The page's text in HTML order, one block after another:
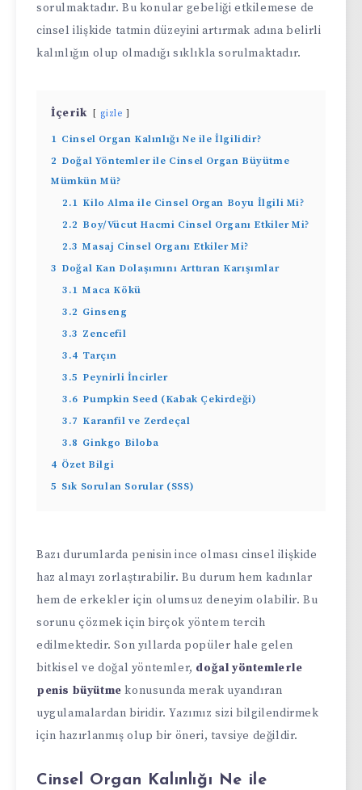
sorulmaktadır. Bu konular gebeliği etkilemese de
cinsel ilişkide tatmin düzeyini artırmak adına belirli
kalınlığın olup olmadığı sıklıkla sorulmaktadır.
İçerik gizle
1 Cinsel Organ Kalınlığı Ne ile İlgilidir?
2 Doğal Yöntemler ile Cinsel Organ Büyütme
Mümkün Mü?
2.1 Kilo Alma ile Cinsel Organ Boyu İlgili Mi?
2.2 Boy/Vücut Hacmi Cinsel Organı Etkiler Mi?
2.3 Masaj Cinsel Organı Etkiler Mi?
3 Doğal Kan Dolaşımını Arttıran Karışımlar
3.1 Maca Kökü
3.2 Ginseng
3.3 Zencefil
3.4 Tarçın
3.5 Peynirli İncirler
3.6 Pumpkin Seed (Kabak Çekirdeği)
3.7 Karanfil ve Zerdeçal
3.8 Ginkgo Biloba
4 Özet Bilgi
5 Sık Sorulan Sorular (SSS)
Bazı durumlarda penisin ince olması cinsel ilişkide
haz almayı zorlaştırabilir. Bu durum hem kadınlar
hem de erkekler için olumsuz deneyim olabilir. Bu
sorunu çözmek için birçok yöntem tercih
edilmektedir. Son yıllarda popüler hale gelen
bitkisel ve doğal yöntemler, doğal yöntemlerle
penis büyütme konusunda merak uyandıran
uygulamalardan biridir. Yazımız sizi bilgilendirmek
için hazırlanmış olup bir öneri, tavsiye değildir.
Cinsel Organ Kalınlığı Ne ile